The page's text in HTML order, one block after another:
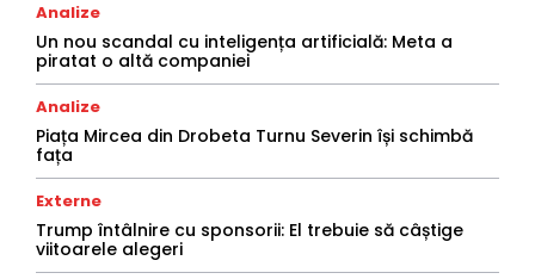
Analize
Un nou scandal cu inteligența artificială: Meta a
piratat o altă companiei
Analize
Piața Mircea din Drobeta Turnu Severin își schimbă
fața
Externe
Trump întâlnire cu sponsorii: El trebuie să câștige
viitoarele alegeri